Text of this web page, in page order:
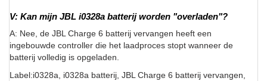
V: Kan mijn JBL i0328a batterij worden "overladen"?
A: Nee, de JBL Charge 6 batterij vervangen heeft een
ingebouwde controller die het laadproces stopt wanneer de
batterij volledig is opgeladen.
Label:i0328a, i0328a batterij, JBL Charge 6 batterij vervangen,